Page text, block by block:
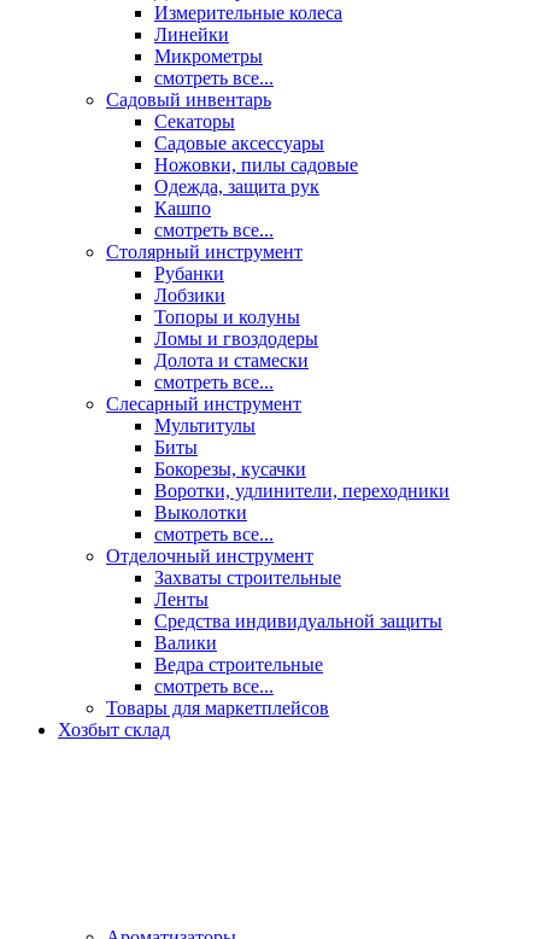
Измерительные колеса
Линейки
Микрометры
смотреть все...
Садовый инвентарь
Секаторы
Садовые аксессуары
Ножовки, пилы садовые
Одежда, защита рук
Кашпо
смотреть все...
Столярный инструмент
Рубанки
Лобзики
Топоры и колуны
Ломы и гвоздодеры
Долота и стамески
смотреть все...
Слесарный инструмент
Мультитулы
Биты
Бокорезы, кусачки
Воротки, удлинители, переходники
Выколотки
смотреть все...
Отделочный инструмент
Захваты строительные
Ленты
Средства индивидуальной защиты
Валики
Ведра строительные
смотреть все...
Товары для маркетплейсов
Хозбыт склад